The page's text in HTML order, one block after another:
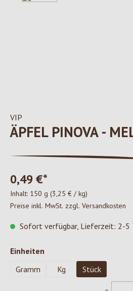
VIP
ÄPFEL PINOVA -
0,49 €*
Inhalt: 150 g (3,25 € / kg)
Preise inkl. MwSt. zzgl. Versandkosten
Sofort verfügbar, Lieferzeit: 2-5
Einheiten
Gramm
Kg Stück